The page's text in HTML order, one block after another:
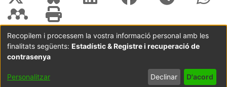
Coordinació:CRAI UB Avís legal
Metadades
subjectes a:
Configuració
de cookies
privadesa
Recopilem i processem la vostra informació personal amb les
finalitats següents: Estadístic & Registre i recuperació de
contrasenya
Personalitzar Declinar D'acord